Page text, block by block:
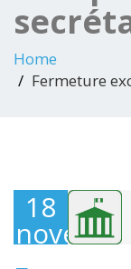
Home
Fermeture
18
novembre
2022